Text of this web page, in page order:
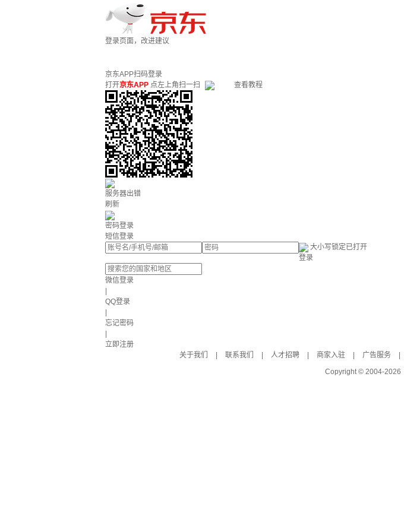
登录页面，改进建议
京东APP扫码登录
打开京东APP 点左上角扫一扫 查看教程
服务器出错
刷新
密码登录
短信登录
大小写锁定已打开
登录
微信登录
QQ登录
忘记密码
立即注册
关于我们
联系我们 人才招聘 商家入驻 广告服务
Copyright © 2004-2026